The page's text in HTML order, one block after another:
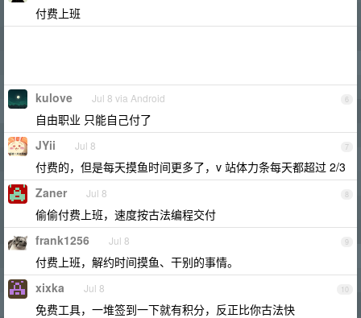
付费上班
6
kulove Jul 8 via Android
自由职业 只能自己付了
7
JYii Jul 8
付费的，但是每天摸鱼时间更多了，v 站体力条每天都超过 2/3
8
Zaner Jul 8
偷偷付费上班，速度按古法编程交付
9
frank1256 Jul 8
付费上班，解约时间摸鱼、干别的事情。
10
xixka Jul 8
免费工具，一堆签到一下就有积分，反正比你古法快